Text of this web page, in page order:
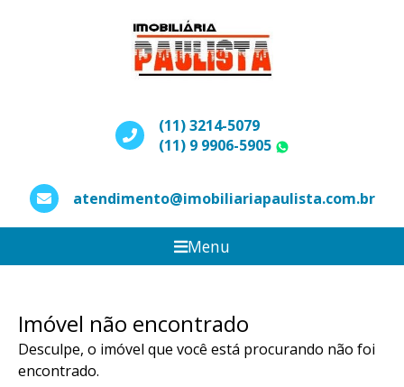
(11) 3214-5079
(11) 9 9906-5905
atendimento@imobiliariapaulista.com.br
Menu
Imóvel não encontrado
Desculpe, o imóvel que você está procurando não foi
encontrado.